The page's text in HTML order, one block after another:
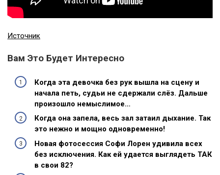
Источник
Вам Это Будет Интересно
Когда эта девочка без рук вышла на сцену и
начала петь, судьи не сдержали слёз. Дальше
произошло немыслимое…
Когда она запела, весь зал затаил дыхание. Так
это нежно и мощно одновременно!
Новая фотосессия Софи Лорен удивила всех
без исключения. Как ей удается выглядеть ТАК
в свои 82?